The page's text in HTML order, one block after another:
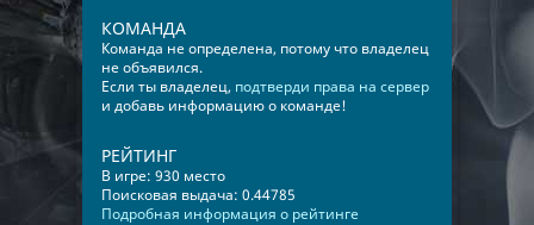
КОМАНДА
Команда не определена, потому что владелец
не объявился.
Если ты владелец, подтверди права на сервер
и добавь информацию о команде!
РЕЙТИНГ
В игре: 930 место
Поисковая выдача: 0.44785
Подробная информация о рейтинге